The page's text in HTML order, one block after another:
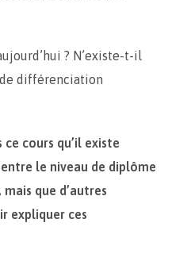
? N’existe-t-il
de différenciation
cours qu’il existe
le niveau de diplôme
que d’autres
expliquer ces